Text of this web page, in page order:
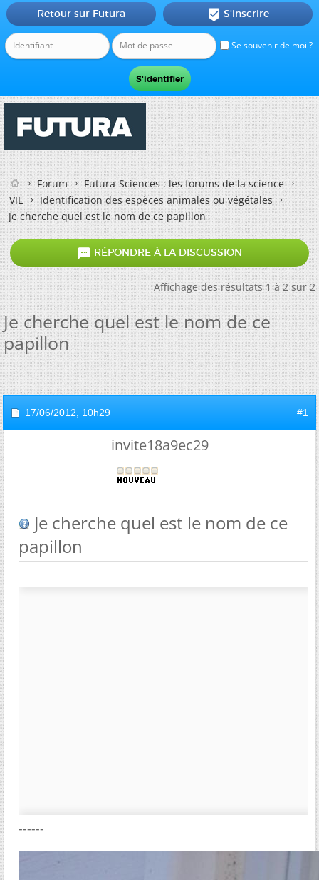
Se souvenir de moi ?
Retour sur Futura  S'inscrire
Forum
Futura-Sciences : les forums de la science
VIE
Identification des espèces animales ou végétales
Je cherche quel est le nom de ce papillon
 RÉPONDRE À LA DISCUSSION
Affichage des résultats 1 à 2 sur 2
Je cherche quel est le nom de ce
papillon
17/06/2012, 10h29 #1
invite18a9ec29
Je cherche quel est le nom de ce
papillon
------